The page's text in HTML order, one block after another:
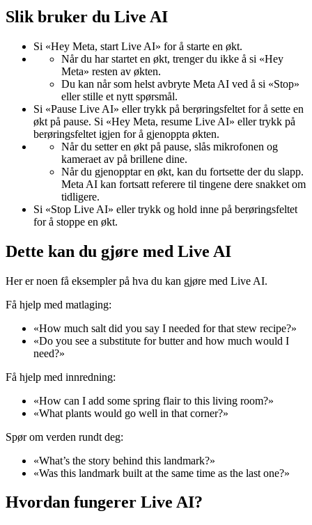
Slik bruker du Live AI
Si «Hey Meta, start Live AI» for å starte en økt.
Når du har startet en økt, trenger du ikke å si «Hey
Meta» resten av økten.
Du kan når som helst avbryte Meta AI ved å si «Stop»
eller stille et nytt spørsmål.
Si «Pause Live AI» eller trykk på berøringsfeltet for å sette en
økt på pause. Si «Hey Meta, resume Live AI» eller trykk på
berøringsfeltet igjen for å gjenoppta økten.
Når du setter en økt på pause, slås mikrofonen og
kameraet av på brillene dine.
Når du gjenopptar en økt, kan du fortsette der du slapp.
Meta AI kan fortsatt referere til tingene dere snakket om
tidligere.
Si «Stop Live AI» eller trykk og hold inne på berøringsfeltet
for å stoppe en økt.
Dette kan du gjøre med Live AI
Her er noen få eksempler på hva du kan gjøre med Live AI.
Få hjelp med matlaging:
«How much salt did you say I needed for that stew recipe?»
«Do you see a substitute for butter and how much would I
need?»
Få hjelp med innredning:
«How can I add some spring flair to this living room?»
«What plants would go well in that corner?»
Spør om verden rundt deg:
«What’s the story behind this landmark?»
«Was this landmark built at the same time as the last one?»
Hvordan fungerer Live AI?